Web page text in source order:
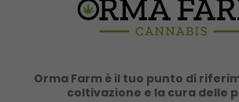
Orma Farm è il tuo punto di
coltivazione e la cura delle